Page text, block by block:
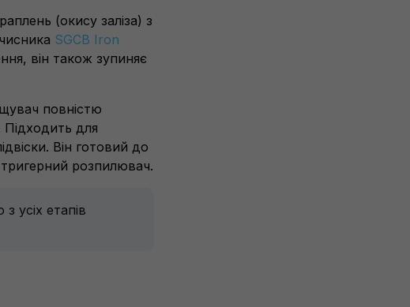
(окису заліза) з
SGCB Iron
він також зупиняє
повністю
для
Він готовий до
розпилювач.
усіх етапів